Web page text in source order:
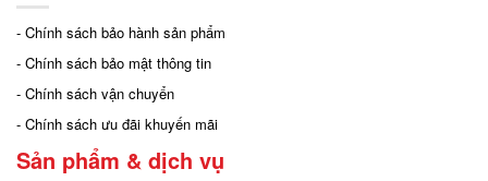
- Chính sách bảo hành sản phẩm
- Chính sách bảo mật thông tin
- Chính sách vận chuyển
- Chính sách ưu đãi khuyến mãi
Sản phẩm & dịch vụ